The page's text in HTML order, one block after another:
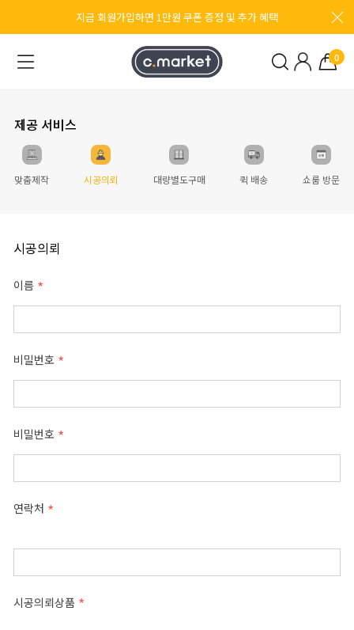
지금 회원가입하면 1만원 쿠폰 증정 및 추가 혜택
0
제공 서비스
맞춤제작 시공의뢰 대량별도구매 퀵 배송 쇼룸 방문
시공의뢰
이름
비밀번호
비밀번호
연락처
시공의뢰상품